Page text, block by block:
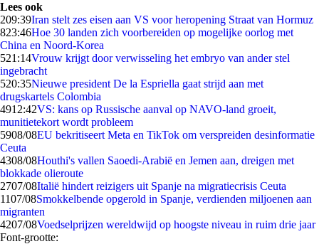
Lees ook
209:39Iran stelt zes eisen aan VS voor heropening Straat van Hormuz
823:46Hoe 30 landen zich voorbereiden op mogelijke oorlog met
China en Noord-Korea
521:14Vrouw krijgt door verwisseling het embryo van ander stel
ingebracht
520:35Nieuwe president De la Espriella gaat strijd aan met
drugskartels Colombia
4912:42VS: kans op Russische aanval op NAVO-land groeit,
munitietekort wordt probleem
5908/08EU bekritiseert Meta en TikTok om verspreiden desinformatie
Ceuta
4308/08Houthi's vallen Saoedi-Arabië en Jemen aan, dreigen met
blokkade olieroute
2707/08Italië hindert reizigers uit Spanje na migratiecrisis Ceuta
1107/08Smokkelbende opgerold in Spanje, verdienden miljoenen aan
migranten
4207/08Voedselprijzen wereldwijd op hoogste niveau in ruim drie jaar
Font-grootte: